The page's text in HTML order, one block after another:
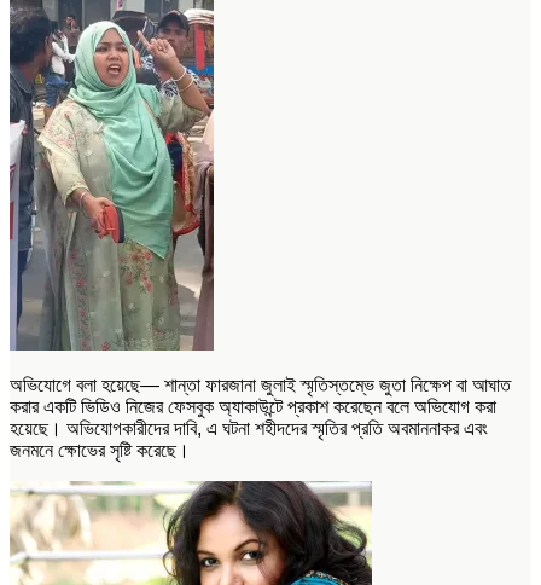
অভিযোগে বলা হয়েছে— শান্তা ফারজানা জুলাই স্মৃতিস্তম্ভে জুতা নিক্ষেপ বা আঘাত
করার একটি ভিডিও নিজের ফেসবুক অ্যাকাউন্টে প্রকাশ করেছেন বলে অভিযোগ করা
হয়েছে। অভিযোগকারীদের দাবি, এ ঘটনা শহীদদের স্মৃতির প্রতি অবমাননাকর এবং
জনমনে ক্ষোভের সৃষ্টি করেছে।